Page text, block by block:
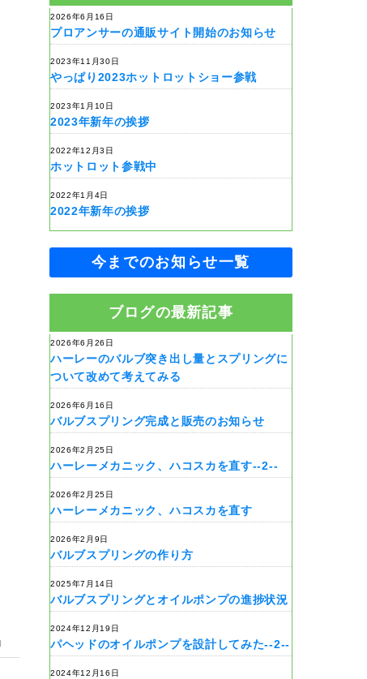
2026年6月16日
プロアンサーの通販サイト開始のお知らせ
2023年11月30日
やっぱり2023ホットロットショー参戦
2023年1月10日
2023年新年の挨拶
2022年12月3日
ホットロット参戦中
2022年1月4日
2022年新年の挨拶
今までのお知らせ一覧
ブログの最新記事
2026年6月26日
ハーレーのバルブ突き出し量とスプリングに
ついて改めて考えてみる
2026年6月16日
バルブスプリング完成と販売のお知らせ
2026年2月25日
ハーレーメカニック、ハコスカを直す--2--
2026年2月25日
ハーレーメカニック、ハコスカを直す
2026年2月9日
バルブスプリングの作り方
2025年7月14日
バルブスプリングとオイルポンプの進捗状況
2024年12月19日
パヘッドのオイルポンプを設計してみた--2--
2024年12月16日